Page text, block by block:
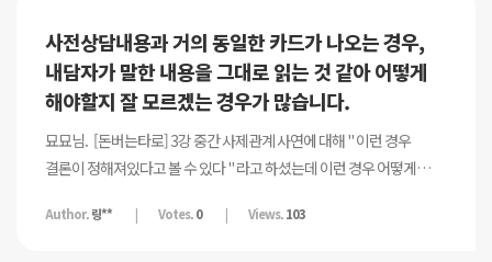
사전상담내용과 거의 동일한 카드가 나오는 경우,
내담자가 말한 내용을 그대로 읽는 것 같아 어떻게
해야할지 잘 모르겠는 경우가 많습니다.
묘묘님. [돈버는타로] 3강 중간 사제관계 사연에 대해 " 이런 경우
결론이 정해져있다고 볼 수 있다 " 라고 하셨는데 이런 경우 어떻게
어떤 질문을 하시면서 카드를 뽑으라고 하셨는지 알려주실 수 있나요 ?
Author.링** Votes.0 Views.103